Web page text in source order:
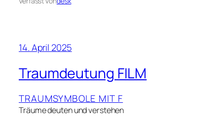
14. April 2025
Traumdeutung FILM
TRAUMSYMBOLE MIT F
Träume deuten und verstehen